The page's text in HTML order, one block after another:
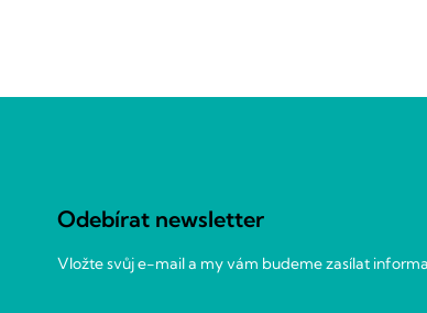
Odebírat newsletter
Vložte svůj e-mail a my vám budeme zasílat